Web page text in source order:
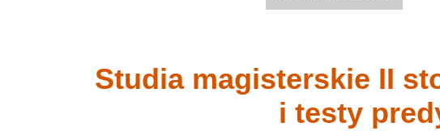
Studia magisterskie II
i testy